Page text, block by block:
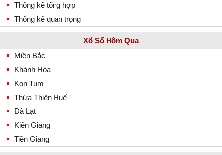
Thống kê tổng hợp
Thống kê quan trọng
Xổ Số Hôm Qua
Miền Bắc
Khánh Hòa
Kon Tum
Thừa Thiên Huế
Đà Lạt
Kiên Giang
Tiền Giang